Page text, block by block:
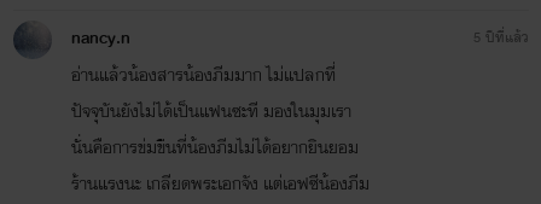
nancy.n
อ่านแล้วน้องสารน้องภีมมาก ไม่แปลกที่
ปัจจุบันยังไม่ได้เป็นแฟนซะที มองในมุมเรา
นั่นคือการข่มขืนที่น้องภีมไม่ได้อยากยินยอม
ร้านแรงนะ เกลียดพระเอกจัง แต่เอฟซีน้องภีม
5 ปีที่แล้ว